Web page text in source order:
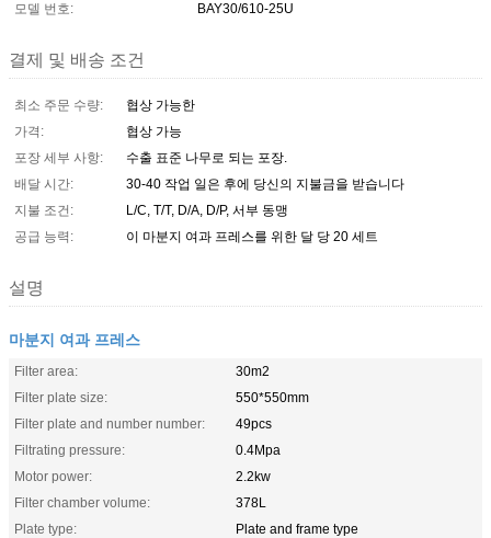
모델 번호:
BAY30/610-25U
결제 및 배송 조건
최소 주문 수량:
협상 가능한
가격:
협상 가능
포장 세부 사항:
수출 표준 나무로 되는 포장.
배달 시간:
30-40 작업 일은 후에 당신의 지불금을 받습니다
지불 조건:
L/C, T/T, D/A, D/P, 서부 동맹
공급 능력:
이 마분지 여과 프레스를 위한 달 당 20 세트
설명
마분지 여과 프레스
Filter area:
30m2
Filter plate size:
550*550mm
Filter plate and number number:
49pcs
Filtrating pressure:
0.4Mpa
Motor power:
2.2kw
Filter chamber volume:
378L
Plate type:
Plate and frame type